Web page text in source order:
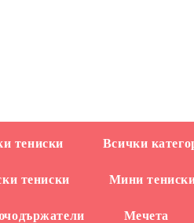
тениски Всички
тениски Мини
Мечета